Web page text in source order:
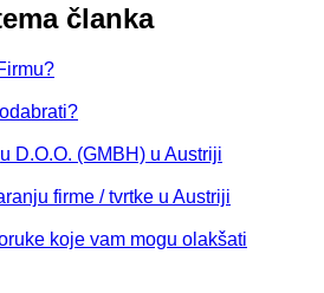
članka
D.O.O. (GMBH) u Austriji
firme / tvrtke u Austriji
koje vam mogu olakšati